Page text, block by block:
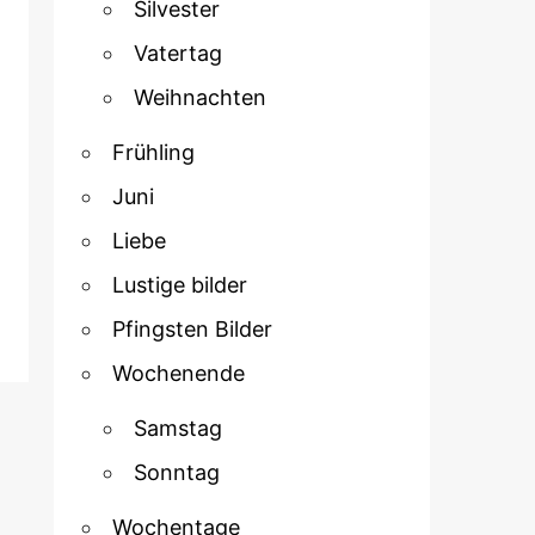
Silvester
Vatertag
Weihnachten
Frühling
Juni
Liebe
Lustige bilder
Pfingsten Bilder
Wochenende
Samstag
Sonntag
Wochentage